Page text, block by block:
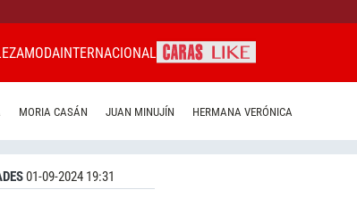
MODAINTERNACIONAL
MORIA CASÁN JUAN MINUJÍN HERMANA VERÓNICA
01-09-2024 19:31